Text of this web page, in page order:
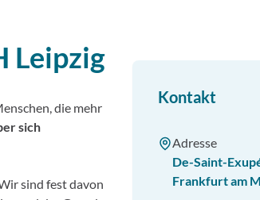
Leipzig
die mehr
sich
sind fest davon
Kontakt
Adresse
De-Saint-
Frankfurt am